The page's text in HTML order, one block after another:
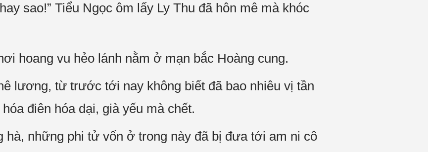
sao!” Tiểu Ngọc ôm lấy Ly Thu đã hôn mê mà khóc
hoang vu hẻo lánh nằm ở mạn bắc Hoàng cung.
lương, từ trước tới nay không biết đã bao nhiêu vị tần
điên hóa dại, già yếu mà chết.
hà, những phi tử vốn ở trong này đã bị đưa tới am ni cô